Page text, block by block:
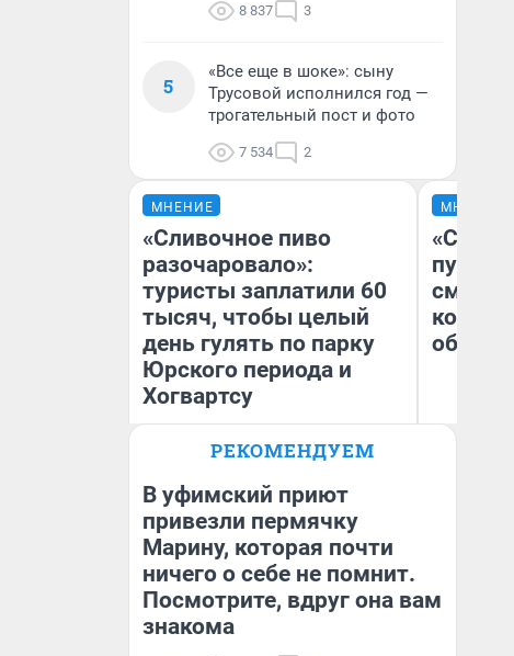
8 837 3
5
«Все еще в шоке»: сыну
Трусовой исполнился год —
трогательный пост и фото
7 534 2
МНЕНИЕ
«Сливочное пиво
разочаровало»:
туристы заплатили 60
тысяч, чтобы целый
день гулять по парку
Юрского периода и
Хогвартсу
МНЕНИЕ
РЕКОМЕНДУЕМ
В уфимский приют
привезли пермячку
Марину, которая почти
ничего о себе не помнит.
Посмотрите, вдруг она вам
знакома